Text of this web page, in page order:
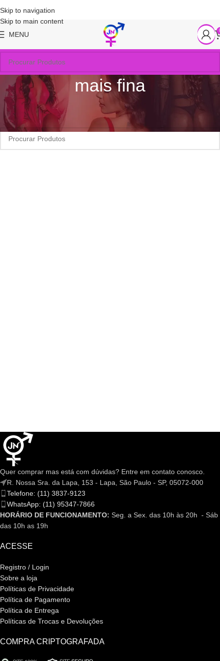
Skip to navigation
Skip to main content
MENU
mais fina
Início Produtos marcados com a tag “mais fina”
Nenhum produto foi encontrado para a sua seleção.
Quer comprar mas está com dúvidas? Entre em contato conosco.
R. Nossa Sra. da Lapa, 153 - Lapa, São Paulo - SP, 05072-000
Telefone: (11) 3837-9123
WhatsApp: (11) 95347-7866
HORÁRIO DE FUNCIONAMENTO: Seg. a Sex. das 10h às 20h - Sáb
das 10h as 19h
ACESSE
Registro / Login
Sobre a loja
Políticas de Privacidade
Política de Pagamento
Política de Entrega
Políticas de Trocas e Devoluções
COMPRA CRIPTOGRAFADA